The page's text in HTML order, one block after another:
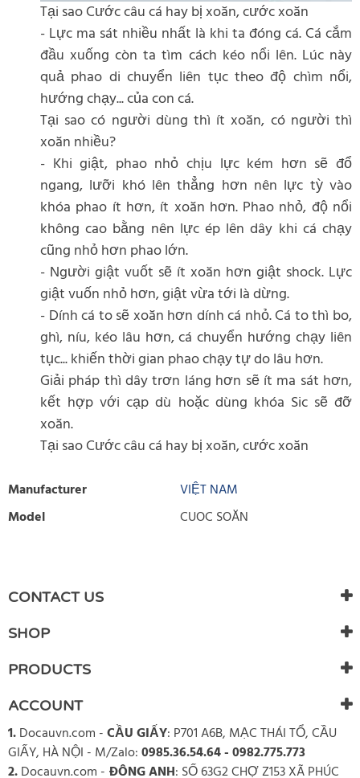
Tại sao Cước câu cá hay bị xoăn, cước xoăn
- Lực ma sát nhiều nhất là khi ta đóng cá. Cá cắm
đầu xuống còn ta tìm cách kéo nổi lên. Lúc này
quả phao di chuyển liên tục theo độ chìm nổi,
hướng chạy... của con cá.
Tại sao có người dùng thì ít xoăn, có người thì
xoăn nhiều?
- Khi giật, phao nhỏ chịu lực kém hơn sẽ đổ
ngang, lưỡi khó lên thẳng hơn nên lực tỳ vào
khóa phao ít hơn, ít xoăn hơn. Phao nhỏ, độ nổi
không cao bằng nên lực ép lên dây khi cá chạy
cũng nhỏ hơn phao lớn.
- Người giật vuốt sẽ ít xoăn hơn giật shock. Lực
giật vuốn nhỏ hơn, giật vừa tới là dừng.
- Dính cá to sẽ xoăn hơn dính cá nhỏ. Cá to thì bo,
ghì, níu, kéo lâu hơn, cá chuyển hướng chạy liên
tục... khiến thời gian phao chạy tự do lâu hơn.
Giải pháp thì dây trơn láng hơn sẽ ít ma sát hơn,
kết hợp với cạp dù hoặc dùng khóa Sic sẽ đỡ
xoăn.
Tại sao Cước câu cá hay bị xoăn, cước xoăn
Manufacturer
VIỆT NAM
Model
CUOC SOĂN
There are currently no product reviews. Be the first who write
review
CONTACT US
SHOP
PRODUCTS
ACCOUNT
1.Docauvn.com -CẦU GIẤY: P701 A6B, MẠC THÁI TỔ, CẦU
GIẤY, HÀ NỘI - M/Zalo:0985.36.54.64 - 0982.775.773
2.Docauvn.com - ĐÔNG ANH: SỐ 63G2 CHỢ Z153 XÃ PHÚC